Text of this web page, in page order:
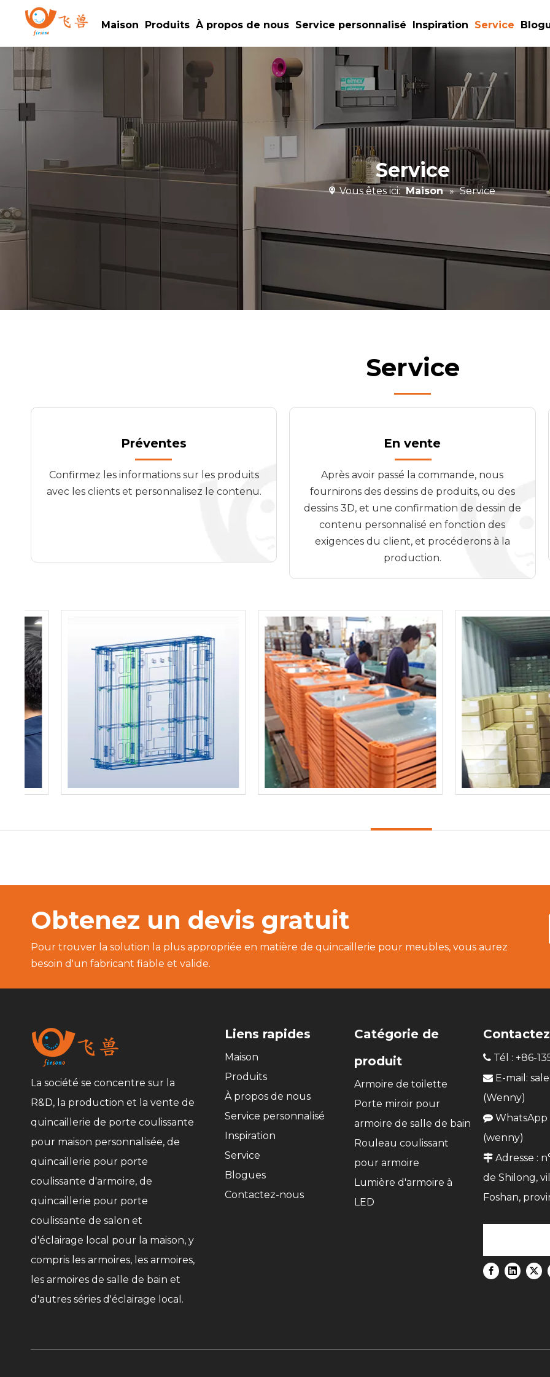
Maison Produits À propos de nous Service personnalisé Inspiration Service
Service
Vous êtes ici: Maison » Service
Service
Préventes
Confirmez les informations sur les produits
avec les clients et personnalisez le contenu.
En vente
Après avoir passé la commande, nous
fournirons des dessins de produits, ou des
dessins 3D, et une confirmation de dessin de
contenu personnalisé en fonction des
exigences du client, et procéderons à la
production.
Obtenez un devis gratuit
Pour trouver la solution la plus appropriée en matière de quincaillerie pour meubles, vous aurez
besoin d'un fabricant fiable et valide.
La société se concentre sur la
R&D, la production et la vente de
quincaillerie de porte coulissante
pour maison personnalisée, de
quincaillerie pour porte
coulissante d'armoire, de
quincaillerie pour porte
coulissante de salon et
d'éclairage local pour la maison, y
compris les armoires, les armoires,
les armoires de salle de bain et
d'autres séries d'éclairage local.
Liens rapides
Maison
Produits
À propos de nous
Service personnalisé
Inspiration
Service
Blogues
Contactez-nous
Catégorie de
produit
Armoire de toilette
Porte miroir pour
armoire de salle de bain
Rouleau coulissant
pour armoire
Lumière d'armoire à
LED
 Tél : +86-
 E-mail:
(Wenny)
 WhatsApp
(wenny)
 Adresse :
de Shilong,
Foshan,